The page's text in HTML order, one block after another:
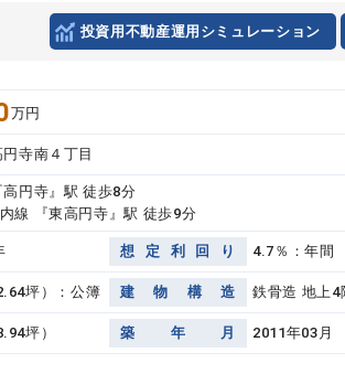
投資用不動産運用シミュレーション
万円
寺南４丁目
円寺』駅 徒歩8分
線 『東高円寺』駅 徒歩9分
想 定 利 回 り 4.7％：年間
坪）：公簿 建 物 構 造 鉄骨造 地上4
坪） 築 年 月 2011年03月